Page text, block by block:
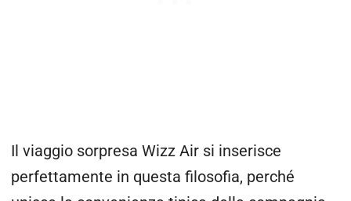
Il viaggio sorpresa Wizz Air si inserisce
perfettamente in questa filosofia, perché